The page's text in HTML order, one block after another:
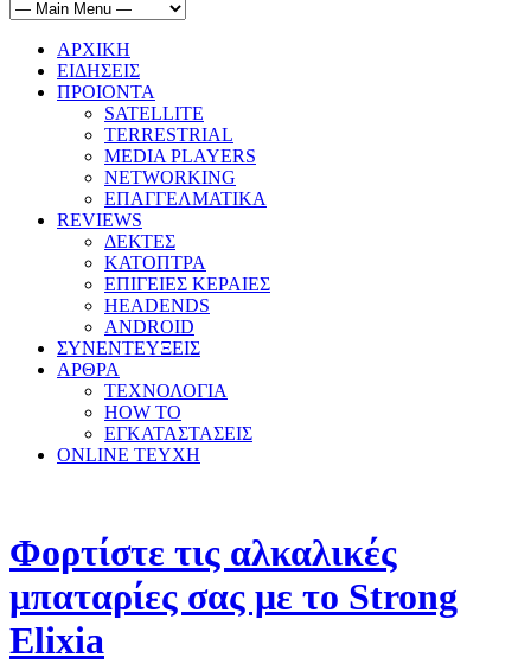
ΑΡΧΙΚΗ
ΕΙΔΗΣΕΙΣ
ΠΡΟΙΟΝΤΑ
SATELLITE
TERRESTRIAL
MEDIA PLAYERS
NETWORKING
ΕΠΑΓΓΕΛΜΑΤΙΚΑ
REVIEWS
ΔΕΚΤΕΣ
ΚΑΤΟΠΤΡΑ
ΕΠΙΓΕΙΕΣ ΚΕΡΑΙΕΣ
HEADENDS
ANDROID
ΣΥΝΕΝΤΕΥΞΕΙΣ
ΑΡΘΡΑ
ΤΕΧΝΟΛΟΓΙΑ
HOW TO
ΕΓΚΑΤΑΣΤΑΣΕΙΣ
ONLINE TEYXH
Φορτίστε τις αλκαλικές
μπαταρίες σας με το Strong
Elixia